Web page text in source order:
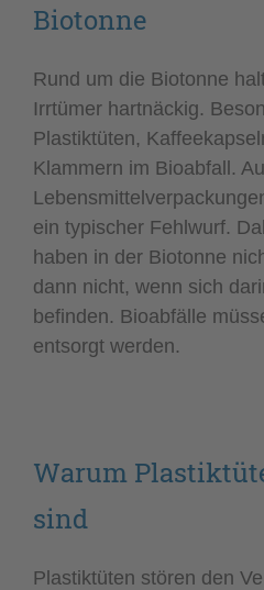
Biotonne
Rund um die Biotonne
Irrtümer hartnäckig.
Plastiktüten,
Klammern im Bioabfall.
ein typischer Fehlwurf.
haben in der Biotonne
dann nicht, wenn sich
befinden. Bioabfälle
entsorgt werden.
Warum
sind
Plastiktüten stören den